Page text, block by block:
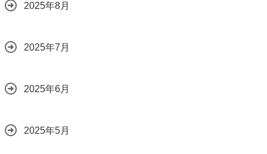
2025年8月
2025年7月
2025年6月
2025年5月